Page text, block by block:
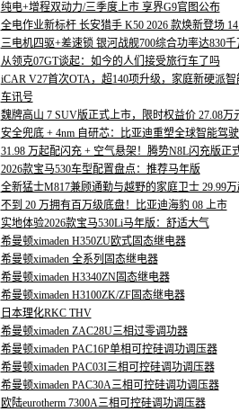
纯电+增程双动力/三季度上市 享界G9官图公布
全电作业新标杆 长安猎手 K50 2026 款焕新登场
三电机四驱+差速锁 银河战舰700综合功率达830千
从领克07GT谈起：如今的人们接受旅行车了吗
iCAR V27首次OTA，超140项升级，家庭新硬派
车讯号
魏牌高山 7 SUV版正式上市，限时权益价 27.08万
安全兜底 + 4nm 自研芯：比亚迪重塑全球智能驾
31.98 万起配闪充 + 空气悬架！腾势N8L闪充版正
2026款宝马530车型配置盘点：推荐马年版
全新猛士M817兼顾通勤与越野的家庭卫士 29.99万
不到 20 万拥有百万级底盘！比亚迪海豹 08 上市
实地体验2026款宝马530Li马年版：舒适大气
希曼顿ximaden H350ZU欧式固态继电器
希曼顿ximaden 全系列固态继电器
希曼顿ximaden H3340ZN固态继电器
希曼顿ximaden H3100ZK/ZF固态继电器
日本理化RKC THV
希曼顿ximaden ZAC28U三相过零调功器
希曼顿ximaden PAC16P单相可控硅调功调压器
希曼顿ximaden PAC03I三相可控硅调功调压器
希曼顿ximaden PAC30A三相可控硅调功调压器
欧陆eurotherm 7300A三相可控硅调功调压器